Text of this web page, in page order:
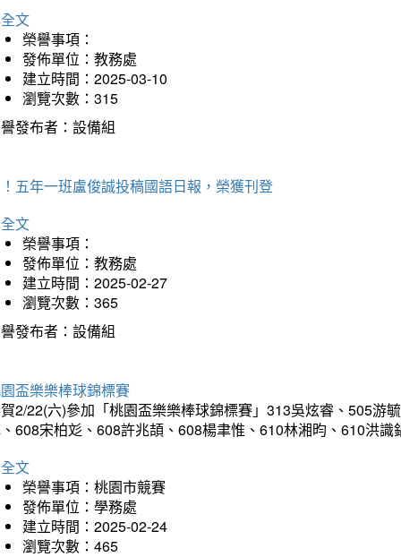
文
榮譽事項：
發佈單位：教務處
建立時間：2025-03-10
瀏覽次數：315
發布者：設備組
五年一班盧俊誠投稿國語日報，榮獲刊登
文
榮譽事項：
發佈單位：教務處
建立時間：2025-02-27
瀏覽次數：365
發布者：設備組
盃樂樂棒球錦標賽
2/22(六)參加「桃園盃樂樂棒球錦標賽」313吳炫睿、505游
608宋柏彣、608許兆頡、608楊聿惟、610林湘昀、610洪
文
榮譽事項：桃園市競賽
發佈單位：學務處
建立時間：2025-02-24
瀏覽次數：465